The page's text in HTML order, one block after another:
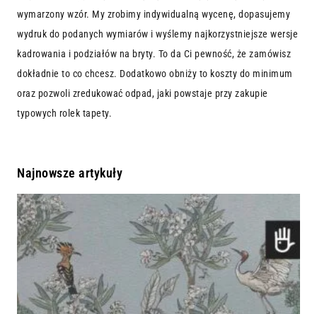
wymarzony wzór. My zrobimy indywidualną wycenę, dopasujemy
wydruk do podanych wymiarów i wyślemy najkorzystniejsze wersje
kadrowania i podziałów na bryty. To da Ci pewność, że zamówisz
dokładnie to co chcesz. Dodatkowo obniży to koszty do minimum
oraz pozwoli zredukować odpad, jaki powstaje przy zakupie
typowych rolek tapety.
Najnowsze artykuły